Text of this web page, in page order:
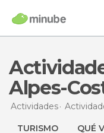
Actividades en Provenza-
Alpes-
Actividades
TURISMO QUÉ